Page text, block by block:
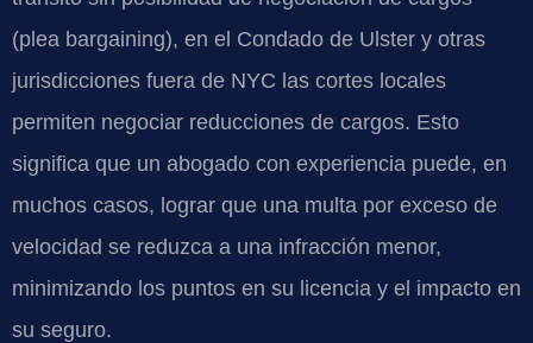
(plea bargaining), en el Condado de Ulster y otras
jurisdicciones fuera de NYC las cortes locales
permiten negociar reducciones de cargos. Esto
significa que un abogado con experiencia puede, en
muchos casos, lograr que una multa por exceso de
velocidad se reduzca a una infracción menor,
minimizando los puntos en su licencia y el impacto en
su seguro.